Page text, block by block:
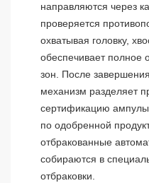
направляются через
проверяется
охватывая головку,
обеспечивает полное
зон. После
механизм разделяет
сертификацию ампулы
по одобренной
отбракованные
собираются в
отбраковки.